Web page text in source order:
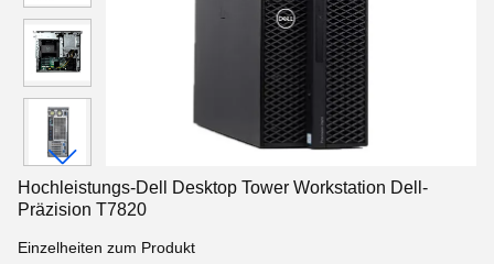
Hochleistungs-Dell Desktop Tower Workstation Dell-
Präzision T7820
Einzelheiten zum Produkt